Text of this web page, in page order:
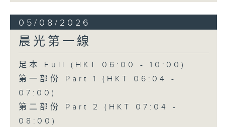
05/08/2026
晨光第一線
足本 Full (HKT 06:00 - 10:00)
第一部份 Part 1 (HKT 06:04 -
07:00)
第二部份 Part 2 (HKT 07:04 -
08:00)